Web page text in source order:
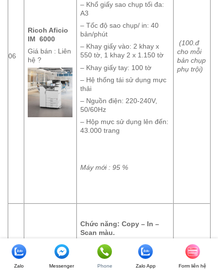
06
Ricoh Aficio
IM 6000
Giá bán : Liên
hệ ?
– Khổ giấy sao chụp tối đa:
A3
– Tốc độ sao chụp/ in: 40
bản/phút
– Khay giấy vào: 2 khay x
550 tờ, 1 khay 2 x 1.150 tờ
– Khay giấy tay: 100 tờ
– Hệ thống tái sử dụng mực
thải
– Nguồn điện: 220-240V,
50/60Hz
– Hộp mực sử dụng lên đến:
43.000 trang
Máy mới : 95 %
(100.đ
cho mỗi
bản chụp
phụ trội)
Chức năng: Copy – In –
Scan màu.
Hãng RICOH
sản xuất, tốc
độ 75 bản/phút
– 03 khay chính, 01 khay tay
Zalo Messenger Phone Zalo App Form liên hệ